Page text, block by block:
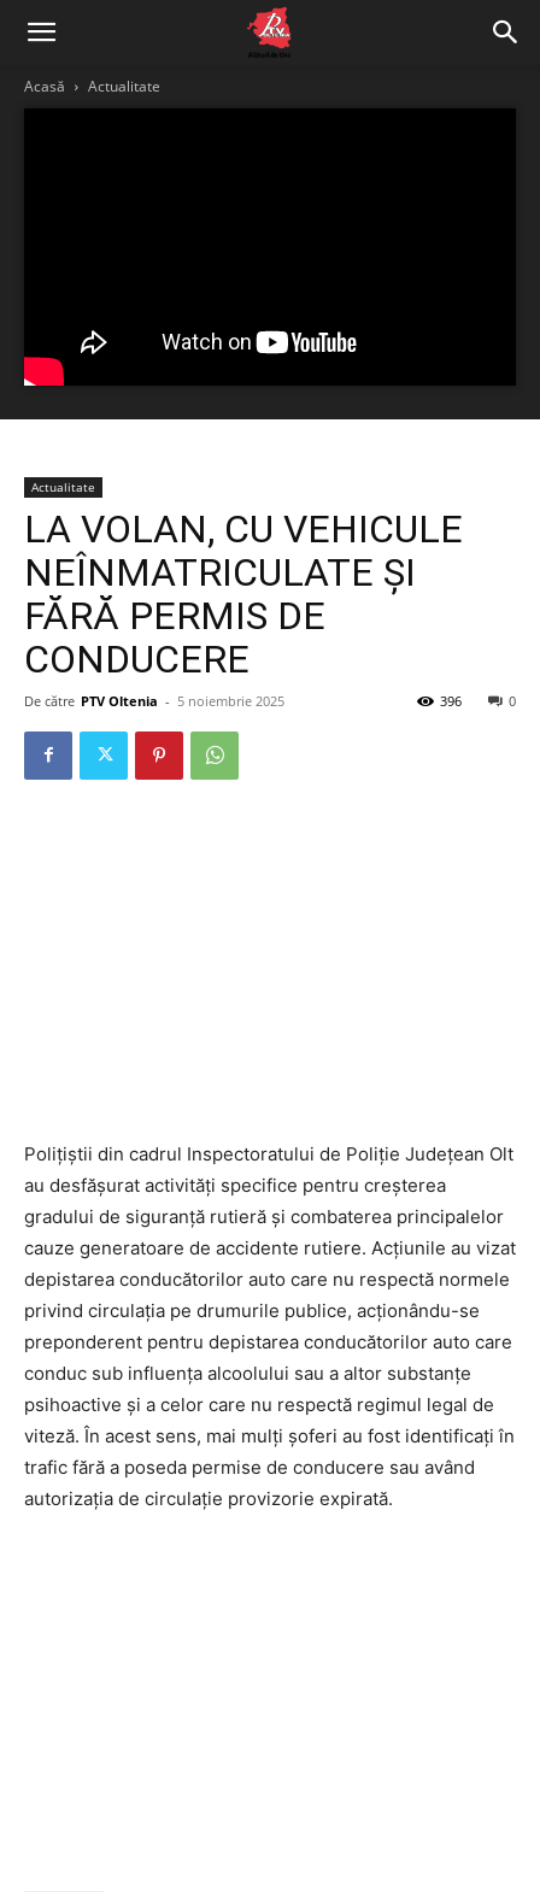
Acasă Actualitate
Actualitate
LA VOLAN, CU VEHICULE
NEÎNMATRICULATE ȘI
FĂRĂ PERMIS DE
CONDUCERE
De către PTV Oltenia - 5 noiembrie 2025 0
396
Polițiștii din cadrul Inspectoratului de Poliție Județean Olt
au desfășurat activități specifice pentru creșterea
gradului de siguranță rutieră și combaterea principalelor
cauze generatoare de accidente rutiere. Acțiunile au vizat
depistarea conducătorilor auto care nu respectă normele
privind circulația pe drumurile publice, acționându-se
preponderent pentru depistarea conducătorilor auto care
conduc sub influența alcoolului sau a altor substanțe
psihoactive și a celor care nu respectă regimul legal de
viteză. În acest sens, mai mulți șoferi au fost identificați în
trafic fără a poseda permise de conducere sau având
autorizația de circulație provizorie expirată.